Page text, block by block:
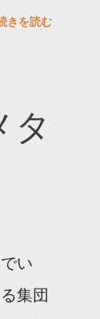
きを読む
タ
い
集団